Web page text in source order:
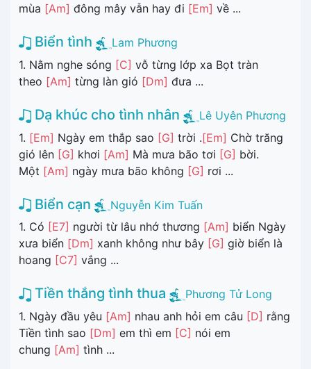
mùa [Am] đông mây vẫn hay đi [Em] về ...
Biển tình
Lam Phương
1. Nằm nghe sóng [C] vỗ từng lớp xa Bọt tràn
theo [Am] từng làn gió [Dm] đưa ...
Dạ khúc cho tình nhân
Lê Uyên Phương
1. [Em] Ngày em thắp sao [G] trời .[Em] Chờ trăng
gió lên [G] khơi [Am] Mà mưa bão tơi [G] bời.
Một [Am] ngày mưa bão không [G] rơi ...
Biển cạn
Nguyễn Kim Tuấn
1. Có [E7] người từ lâu nhớ thương [Am] biển Ngày
xưa biển [Dm] xanh không như bây [G] giờ biển là
hoang [C7] vắng ...
Tiền thắng tình thua
Phương Tử Long
1. Ngày đầu yêu [Am] nhau anh hỏi em câu [D] rằng
Tiền tình sao [Dm] em thì em [C] nói em
chung [Am] tình ...